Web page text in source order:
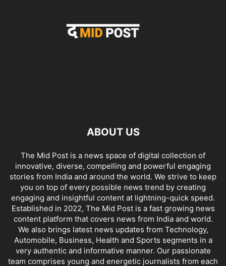
ABOUT US
The Mid Post is a news space of digital collection of
innovative, diverse, compelling and powerful engaging
stories from India and around the world. We strive to keep
you on top of every possible news trend by creating
engaging and insightful content at lightning-quick speed.
Established in 2022, The Mid Post is a fast growing news
content platform that covers news from India and world.
We also brings latest news updates from Technology,
Automobile, Business, Health and Sports segments in a
very authentic and informative manner. Our passionate
team comprises young and energetic journalists from each